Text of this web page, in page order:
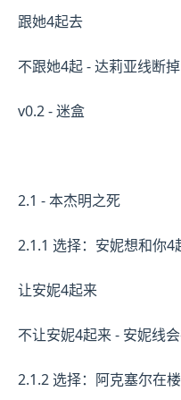
跟她4起去
不跟她4起 - 达莉亚线断掉
v0.2 - 迷盒
2.1 - 本杰明之死
2.1.1 选择：安妮想和你4
让安妮4起来
不让安妮4起来 - 安妮线
2.1.2 选择：阿克塞尔在